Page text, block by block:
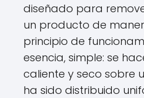
diseñado para
un producto de
principio de
esencia, simple: se
caliente y seco sobre
ha sido distribuido